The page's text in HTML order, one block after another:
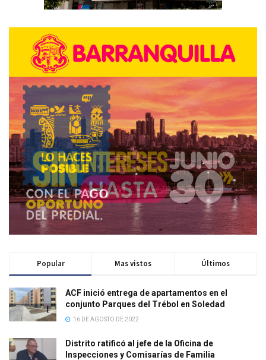
Popular Mas vistos Últimos
ACF inició entrega de apartamentos en el
conjunto Parques del Trébol en Soledad
16 DE AGOSTO DE 2022
Distrito ratificó al jefe de la Oficina de
Inspecciones y Comisarías de Familia